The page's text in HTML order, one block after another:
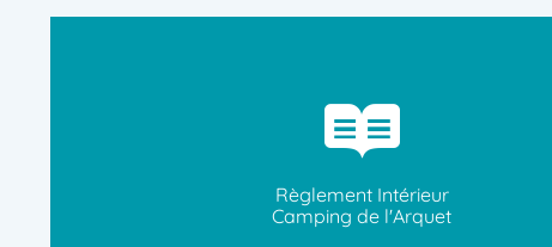
Règlement Intérieur
Camping de l'Arquet